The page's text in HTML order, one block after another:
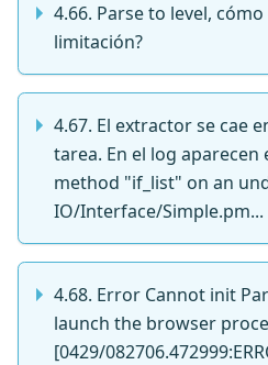
4.66. Parse to level,
limitación?
4.67. El extractor se cae
tarea. En el log aparecen
method "if_list" on an
IO/Interface/Simple.pm...
4.68. Error Cannot init
launch the browser
[0429/